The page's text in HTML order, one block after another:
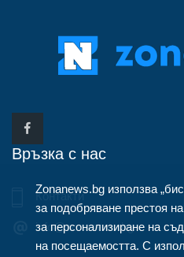
Връзка с нас
Контакти
info@zonanews.bg
Zonanews.bg използва
за подобряване престоя
за персонализиране на
на посещаемостта. С